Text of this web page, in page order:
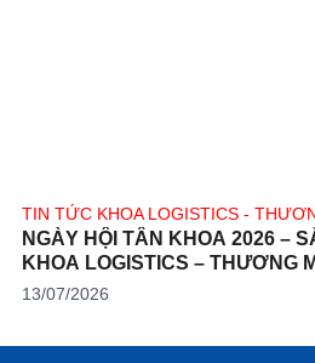
TIN TỨC KHOA LOGISTICS -
NGÀY HỘI TÂN KHOA 2026 –
KHOA LOGISTICS – THƯƠNG
13/07/2026